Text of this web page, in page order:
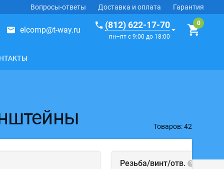
Вопросы-ответы Доставка и оплата Гарантия
elcomp@t-way.ru (812) 622-17-70
пн–пт с 9:00 до 18:00
Товаров: 42
Резьба/винт/отв.